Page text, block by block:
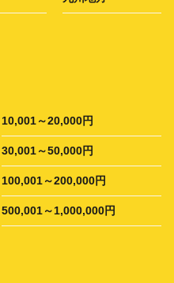
10,001～20,000円
30,001～50,000円
100,001～200,000円
500,001～1,000,000円